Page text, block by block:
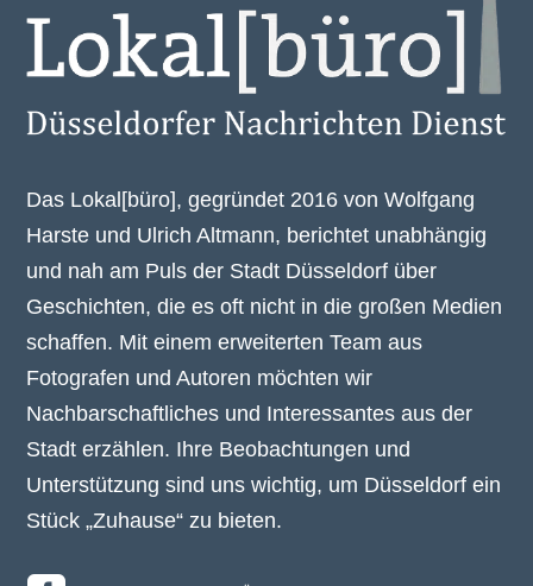
Das Lokal[büro], gegründet 2016 von Wolfgang
Harste und Ulrich Altmann, berichtet unabhängig
und nah am Puls der Stadt Düsseldorf über
Geschichten, die es oft nicht in die großen Medien
schaffen. Mit einem erweiterten Team aus
Fotografen und Autoren möchten wir
Nachbarschaftliches und Interessantes aus der
Stadt erzählen. Ihre Beobachtungen und
Unterstützung sind uns wichtig, um Düsseldorf ein
Stück „Zuhause“ zu bieten.